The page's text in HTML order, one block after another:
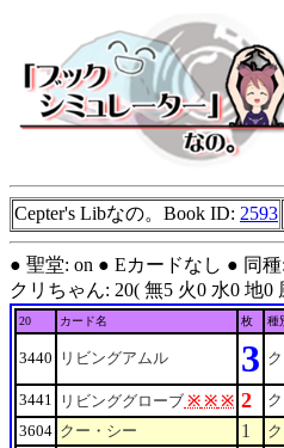
Cepter's Libなの。Book ID: 2593
● 聖堂: on ● Eカードなし ● 同
クリちゃん: 20( 無5 火0 水0 地0
20 カード名 枚 種
3440 リビングアムル 3
3441 リビンググローブ ※ ※ ※ 2
3604 クー・シー 1